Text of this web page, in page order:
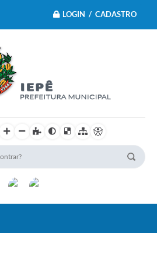
LOGIN / CADASTRO